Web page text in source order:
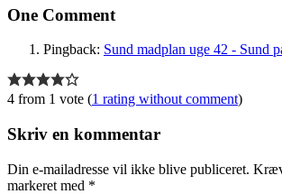
One Comment
Pingback: Sund madplan uge 42 - Sund
4 from 1 vote (1 rating without comment)
Skriv en kommentar
Din e-mailadresse vil ikke blive publiceret.
markeret med *